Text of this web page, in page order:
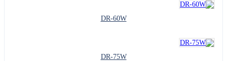
DR-60W
DR-75W